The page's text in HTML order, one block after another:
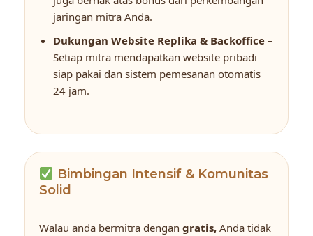
jaringan mitra Anda.
Dukungan Website Replika & Backoffice –
Setiap mitra mendapatkan website pribadi
siap pakai dan sistem pemesanan otomatis
24 jam.
Bimbingan Intensif & Komunitas
Solid
Walau anda bermitra dengan gratis, Anda tidak